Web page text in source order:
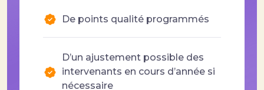
De points qualité programmés
D’un ajustement possible des
intervenants en cours d’année si
nécessaire